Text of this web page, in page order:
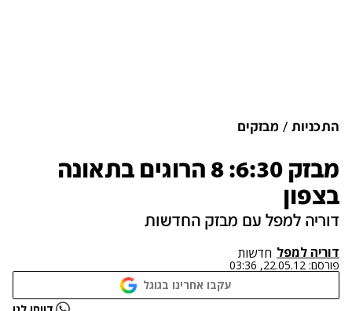
התכניות מבזקים
מבזק 6:30: 8 הרוגים בתאונה
בצפון
דוריה למפל עם מבזק החדשות
דוריה למפל חדשות
פורסם: 22.05.12, 03:36
עקבו אחרינו בגוגל
נתקלנו בבעיה